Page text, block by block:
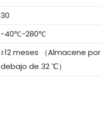
30
-40℃-280℃
≥12 meses （Almacene por
debajo de 32 ℃）